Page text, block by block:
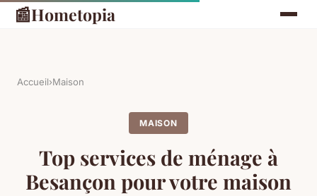
📰Hometopia
Accueil›Maison
MAISON
Top services de ménage à
Besançon pour votre maison